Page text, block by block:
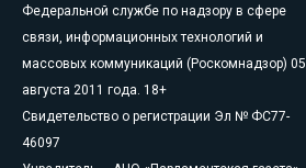
Федеральной службе по надзору в сфере
связи, информационных технологий и
массовых коммуникаций (Роскомнадзор) 05
августа 2011 года. 18+
Свидетельство о регистрации Эл № ФС77-
46097